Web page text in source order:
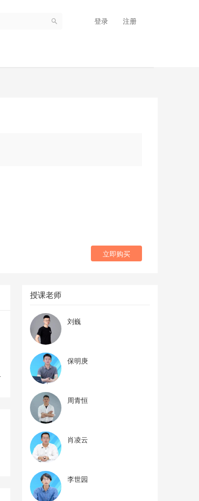
登录 注册
立即购买
授课老师
刘巍
保明庚
周青恒
肖凌云
李世园